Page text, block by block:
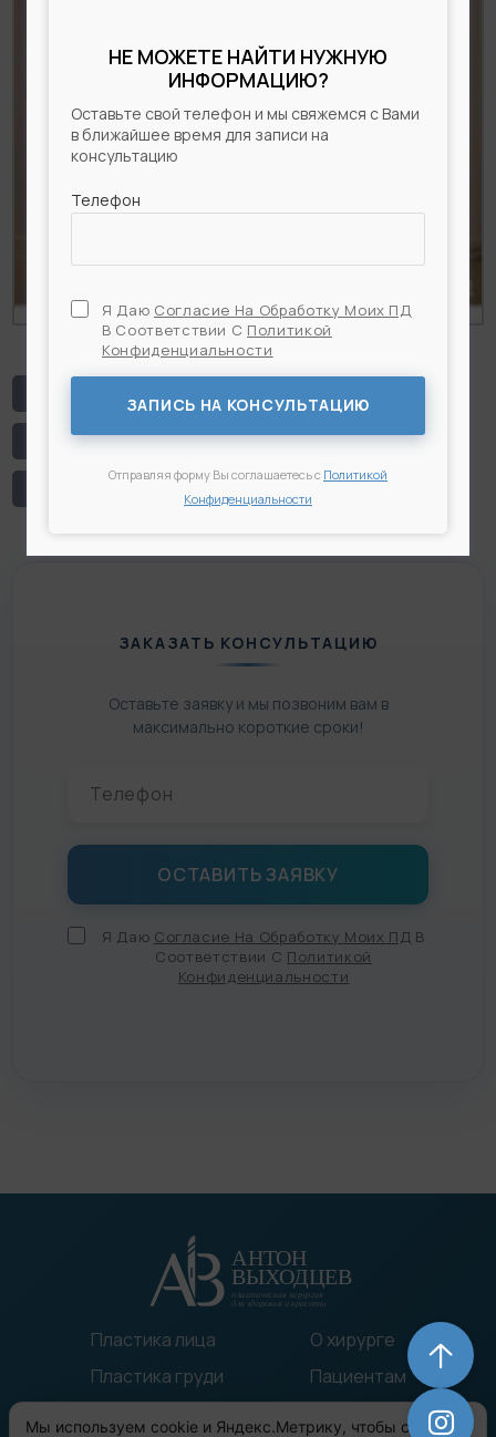
# Липосакция
# Липосакция бедер
# Липосакция коленей
# Липофилинг
ЗАКАЗАТЬ КОНСУЛЬТАЦИЮ
Оставьте заявку и мы позвоним вам в
максимально короткие сроки!
Я Даю Согласие На Обработку Моих ПД В
Соответствии С Политикой
Конфиденциальности
Пластика лица
Пластика груди
О хирурге
Пациентам
Мы используем cookie и Яндекс.Метрику, чтобы сайт
НЕ МОЖЕТЕ НАЙТИ НУЖНУЮ
ИНФОРМАЦИЮ?
Оставьте свой телефон и мы свяжемся с Вами
в ближайшее время для записи на
консультацию
Телефон
Я Даю Согласие На Обработку Моих ПД
В Соответствии С Политикой
Конфиденциальности
ЗАПИСЬ НА КОНСУЛЬТАЦИЮ
Отправляя форму Вы соглашаетесь с Политикой
Конфиденциальности